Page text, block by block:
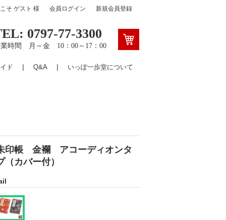
そ ゲスト 様 会員ログイン 新規会員登録
0797-77-3300
時間 月～金 10：00～17：00
ド Q&A いっぽ一歩堂について
印帳 金襴 アコーディオンタ
（カバー付）